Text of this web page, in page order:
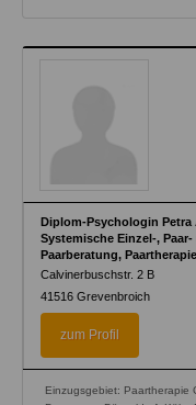
Diplom-Psychologin Petra
Systemische Einzel-,
Paarberatung,
Calvinerbuschstr. 2 B
41516 Grevenbroich
zum Profil
Einzugsgebiet: Paartherapie